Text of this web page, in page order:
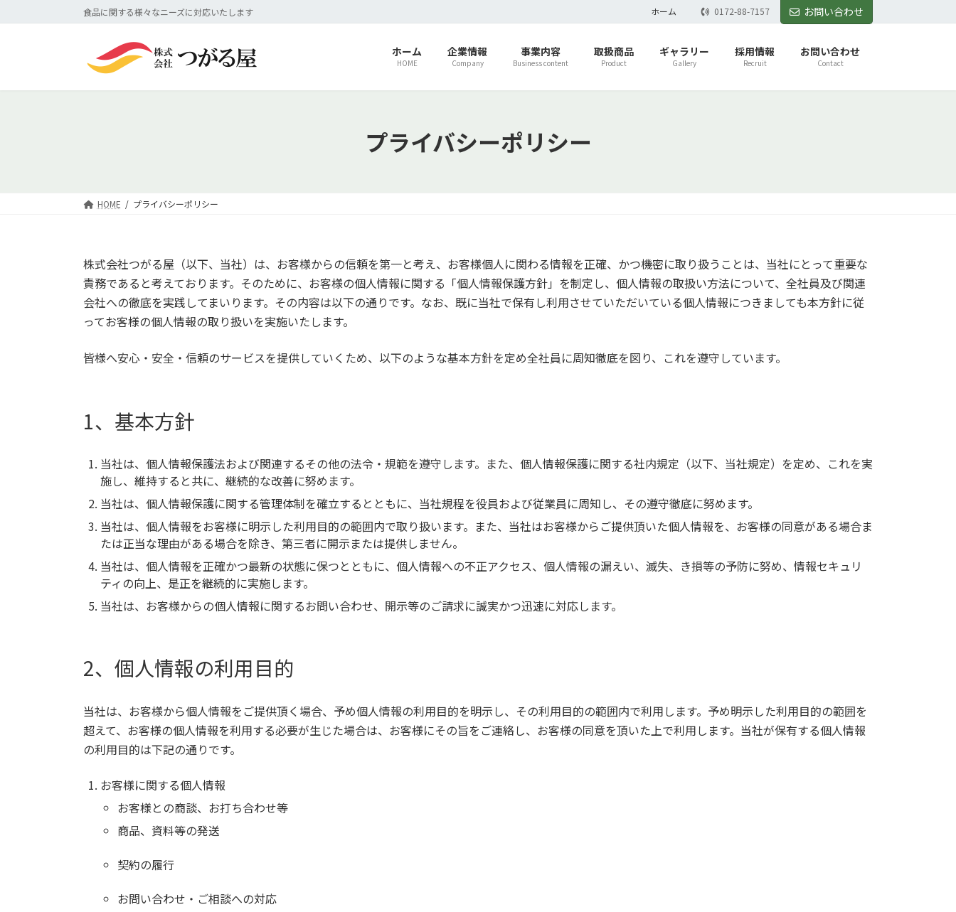
ン
へ
ビ
ョ
食品に関する様々なニーズに対応いたします ホーム 0172-88-7157 お問い合わせ
ホーム
HOME
企業情報
Company
事業内容
Business content
取扱商品
Product
ギャラリー
Gallery
採用情報
Recruit
お問い合わせ
Contact
プライバシーポリシー
HOME プライバシーポリシー
株式会社つがる屋（以下、当社）は、お客様からの信頼を第一と考え、お客様個人に関わる情報を正確、かつ機密に取り扱うことは、当社にとって重要な
責務であると考えております。そのために、お客様の個人情報に関する「個人情報保護方針」を制定し、個人情報の取扱い方法について、全社員及び関連
会社への徹底を実践してまいります。その内容は以下の通りです。なお、既に当社で保有し利用させていただいている個人情報につきましても本方針に従
ってお客様の個人情報の取り扱いを実施いたします。
皆様へ安心・安全・信頼のサービスを提供していくため、以下のような基本方針を定め全社員に周知徹底を図り、これを遵守しています。
1、基本方針
当社は、個人情報保護法および関連するその他の法令・規範を遵守します。また、個人情報保護に関する社内規定（以下、当社規定）を定め、これを実
施し、維持すると共に、継続的な改善に努めます。
当社は、個人情報保護に関する管理体制を確立するとともに、当社規程を役員および従業員に周知し、その遵守徹底に努めます。
当社は、個人情報をお客様に明示した利用目的の範囲内で取り扱います。また、当社はお客様からご提供頂いた個人情報を、お客様の同意がある場合ま
たは正当な理由がある場合を除き、第三者に開示または提供しません。
当社は、個人情報を正確かつ最新の状態に保つとともに、個人情報への不正アクセス、個人情報の漏えい、滅失、き損等の予防に努め、情報セキュリ
ティの向上、是正を継続的に実施します。
当社は、お客様からの個人情報に関するお問い合わせ、開示等のご請求に誠実かつ迅速に対応します。
2、個人情報の利用目的
当社は、お客様から個人情報をご提供頂く場合、予め個人情報の利用目的を明示し、その利用目的の範囲内で利用します。予め明示した利用目的の範囲を
超えて、お客様の個人情報を利用する必要が生じた場合は、お客様にその旨をご連絡し、お客様の同意を頂いた上で利用します。当社が保有する個人情報
の利用目的は下記の通りです。
お客様に関する個人情報
お客様との商談、お打ち合わせ等
商品、資料等の発送
契約の履行
お問い合わせ・ご相談への対応